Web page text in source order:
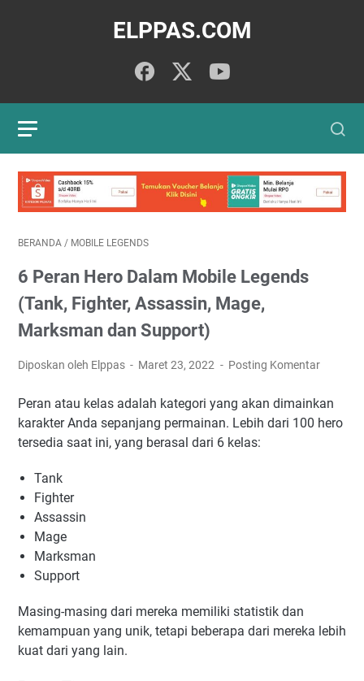
ELPPAS.COM
BERANDA / MOBILE LEGENDS
6 Peran Hero Dalam Mobile Legends
(Tank, Fighter, Assassin, Mage,
Marksman dan Support)
Diposkan oleh Elppas Maret 23, 2022 Posting Komentar
Peran atau kelas adalah kategori yang akan dimainkan
karakter Anda sepanjang permainan. Lebih dari 100 hero
tersedia saat ini, yang berasal dari 6 kelas:
Tank
Fighter
Assassin
Mage
Marksman
Support
Masing-masing dari mereka memiliki statistik dan
kemampuan yang unik, tetapi beberapa dari mereka lebih
kuat dari yang lain.